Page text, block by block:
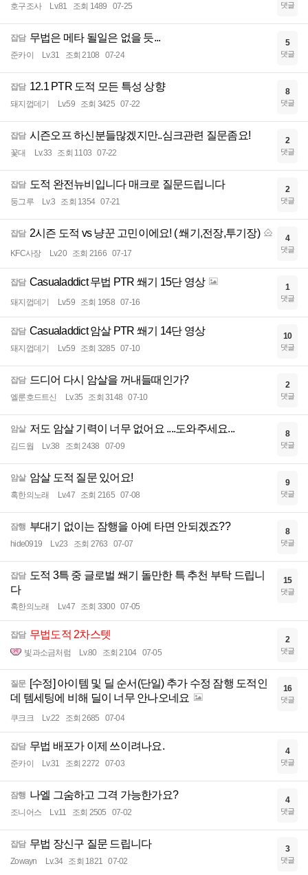
호구조사 Lv.81 조회 1489 07-25 댓글
잡담 무법은 메타 될일은 없을 듯...
준카이 Lv.31 조회 2108 07-24
5
댓글
잡담 12.1 PTR 도적 모든 특성 상향
돼지껍데기 Lv.59 조회 3425 07-22
8
댓글
잡담 시즌오프 하신분들많겠지만..심크관련 질문좀요!
꽃대 Lv.33 조회 1103 07-22
2
댓글
잡담 도적 완전뉴비입니다 매크로 질문드립니다
둥그루 Lv.3 조회 1354 07-21
2
댓글
잡담 2시즌 도적 vs 냥꾼 고민이에요! ( 쐐기,전장,투기장)
KFC사장 Lv.20 조회 2166 07-17
4
댓글
잡담 Casualaddict 무법 PTR 쐐기 15단 영상
돼지껍데기 Lv.59 조회 1958 07-16
1
댓글
잡담 Casualaddict 암살 PTR 쐐기 14단 영상
돼지껍데기 Lv.59 조회 3285 07-10
10
댓글
잡담 드디어 다시 암살을 꺼내들때인가?
엘룬호드트신 Lv.35 조회 3148 07-10
2
댓글
암살 저도 암살 기력이 너무 없어요 ....도와주세요...
김드웝 Lv.38 조회 2438 07-09
8
댓글
암살 암살 도적 질문 있어요!
혹한의노래 Lv.47 조회 2165 07-08
9
댓글
잠행 부대기 없이는 잠행을 아예 타면 안되겠죠??
hide0919 Lv.23 조회 2763 07-07
8
댓글
잡담 도적 3특 중 글로벌 쐐기 돌만한 특 추천 부탁 드립니
다
혹한의노래 Lv.47 조회 3300 07-05
15
댓글
잡담 무법도적 2차스텟
빛과소금처럼 Lv.80 조회 2104 07-05
2
댓글
질문 [수정] 아이템 및 딜 순서(단일) 추가 수정 잠행 도적인
데 템세팅에 비해 딜이 너무 안나오네요
쿠크크 Lv.22 조회 2685 07-04
16
댓글
잡담 무법 배포가 이제 쓰이려나요.
준카이 Lv.31 조회 2272 07-03
4
댓글
잠행 나엘 그숨하고 그격 가능한가요?
조니어스 Lv.11 조회 2505 07-02
4
댓글
잡담 무법 장신구 질문 드립니다
Zowayn Lv.34 조회 1821 07-02
3
댓글